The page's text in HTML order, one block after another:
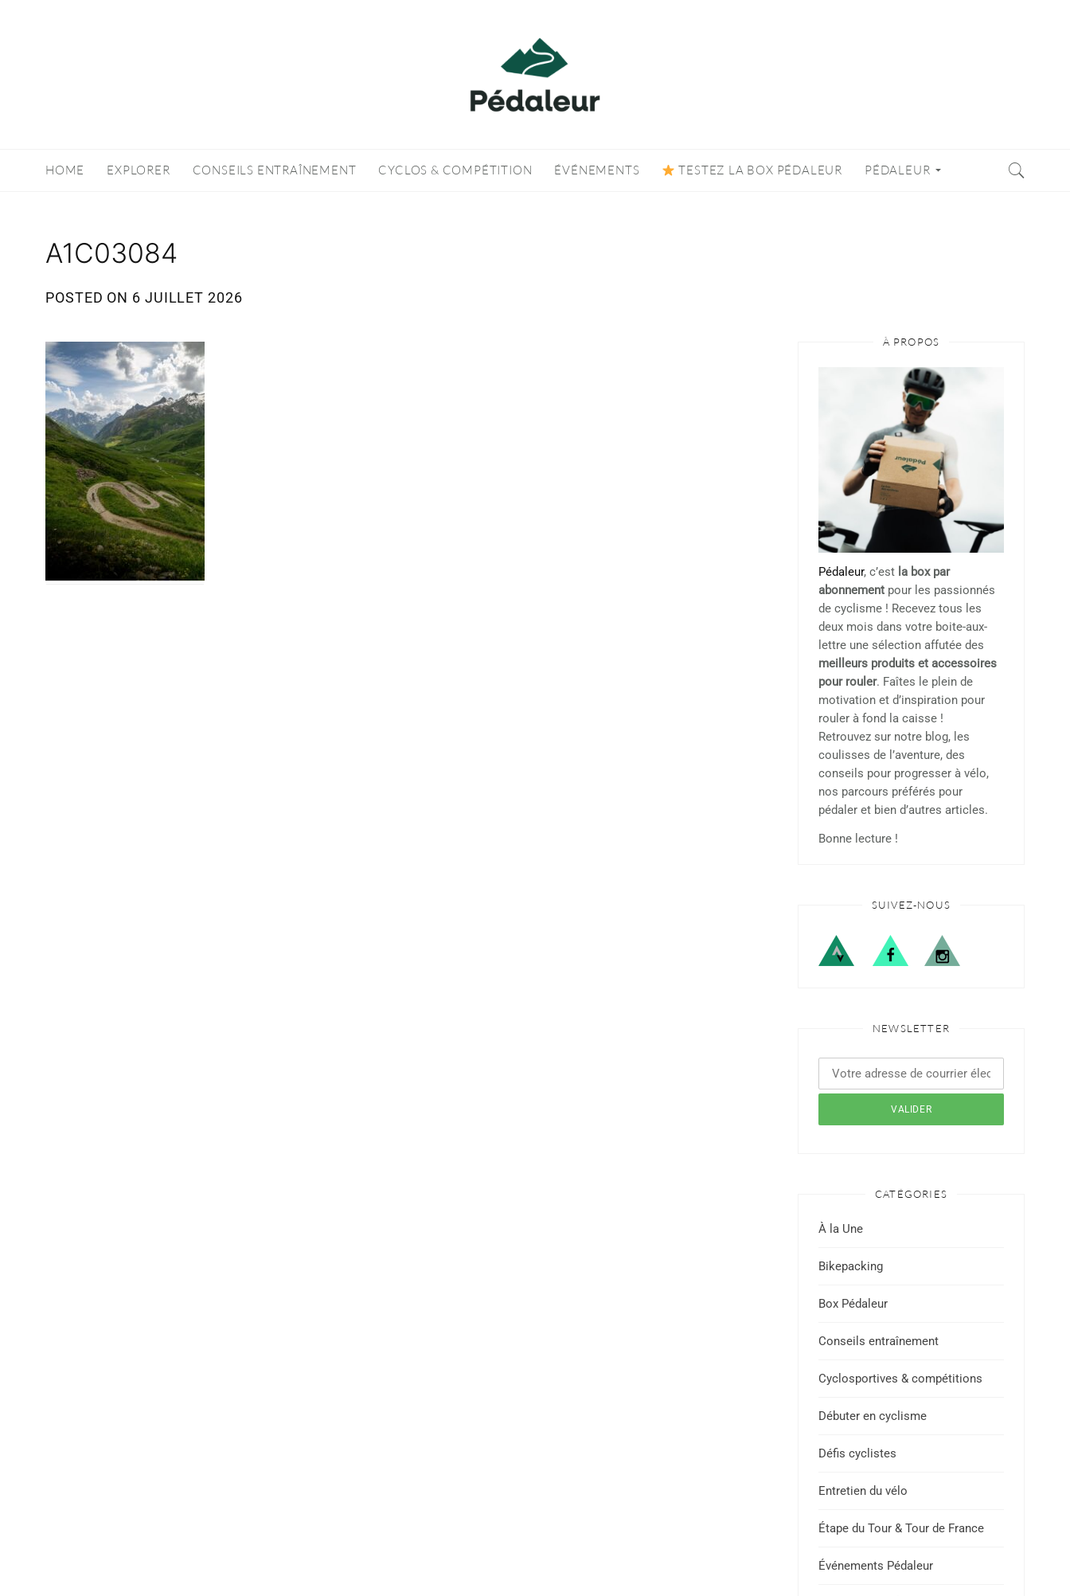
HOME EXPLORER CONSEILS ENTRAÎNEMENT CYCLOS & COMPÉTITION ÉVÉNEMENTS TESTEZ LA BOX PÉDALEUR PÉDALEUR
A1C03084
POSTED ON 6 JUILLET 2026
À PROPOS
Pédaleur, c’est la box par
abonnement pour les passionnés
de cyclisme ! Recevez tous les
deux mois dans votre boite-aux-
lettre une sélection affutée des
meilleurs produits et accessoires
pour rouler. Faîtes le plein de
motivation et d’inspiration pour
rouler à fond la caisse !
Retrouvez sur notre blog, les
coulisses de l’aventure, des
conseils pour progresser à vélo,
nos parcours préférés pour
pédaler et bien d’autres articles.
Bonne lecture !
SUIVEZ-NOUS
NEWSLETTER
CATÉGORIES
À la Une
Bikepacking
Box Pédaleur
Conseils entraînement
Cyclosportives & compétitions
Débuter en cyclisme
Défis cyclistes
Entretien du vélo
Étape du Tour & Tour de France
Événements Pédaleur